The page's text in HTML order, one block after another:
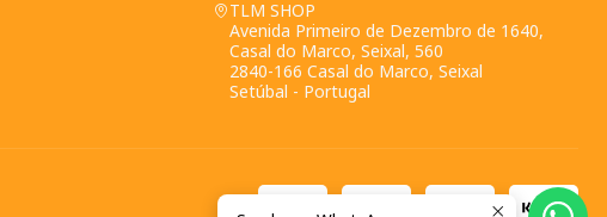
TLM SHOP
Avenida Primeiro de Dezembro de 1640,
Casal do Marco, Seixal, 560
2840-166 Casal do Marco, Seixal
Setúbal - Portugal